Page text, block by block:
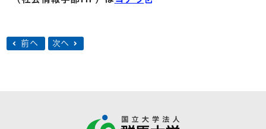
前へ 次へ